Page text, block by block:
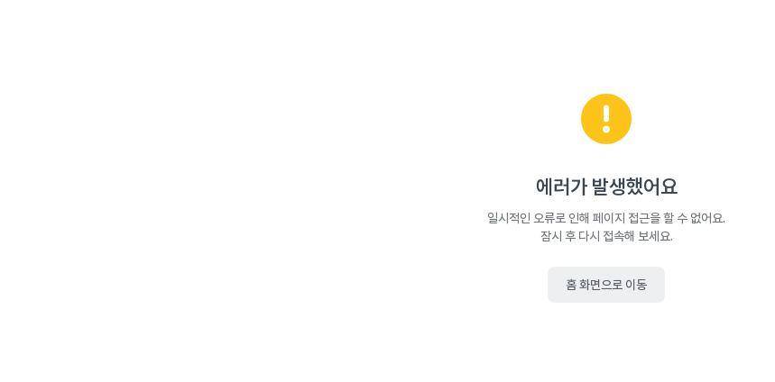
에러가 발생했어요
일시적인 오류로 인해 페이지 접근을 할 수 없어요.
잠시 후 다시 접속해 보세요.
홈 화면으로 이동